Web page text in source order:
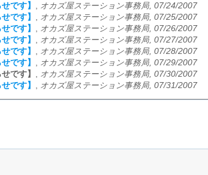
です】
オカズ屋ステーション事務局, 07/24/2007
です】
オカズ屋ステーション事務局, 07/25/2007
です】
オカズ屋ステーション事務局, 07/26/2007
です】
オカズ屋ステーション事務局, 07/27/2007
です】
オカズ屋ステーション事務局, 07/28/2007
です】
オカズ屋ステーション事務局, 07/29/2007
です】
オカズ屋ステーション事務局, 07/30/2007
です】
オカズ屋ステーション事務局, 07/31/2007